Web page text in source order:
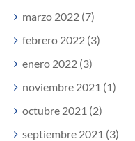
marzo 2022 (7)
febrero 2022 (3)
enero 2022 (3)
noviembre 2021 (1)
octubre 2021 (2)
septiembre 2021 (3)